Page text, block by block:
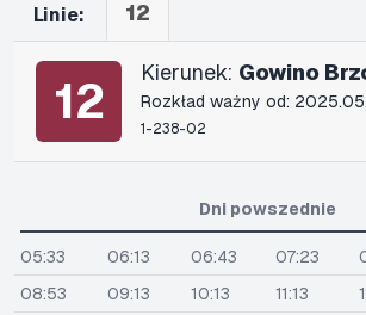
Linie: 12
12 Kierunek: Gowino
Rozkład ważny od:
1-238-02
Dni powszednie
05:33 06:13 06:43 07:23
08:53
09:13 10:13 11:13